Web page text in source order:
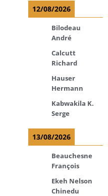
12/08/2026
Bilodeau
André
Calcutt
Richard
Hauser
Hermann
Kabwakila K.
Serge
13/08/2026
Beauchesne
François
Ekeh Nelson
Chinedu